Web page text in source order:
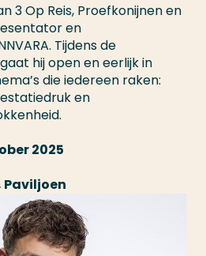
3 Op Reis, Proefkonijnen en
en
Tijdens de
hij open en eerlijk in
die iedereen raken:
en
2025
Paviljoen